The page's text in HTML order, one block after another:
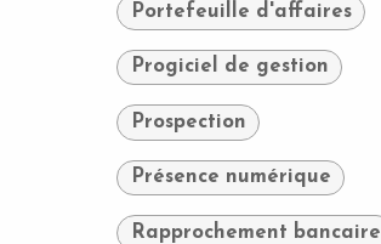
Portefeuille d'affaires
Progiciel de gestion
Prospection
Présence numérique
Rapprochement bancaire